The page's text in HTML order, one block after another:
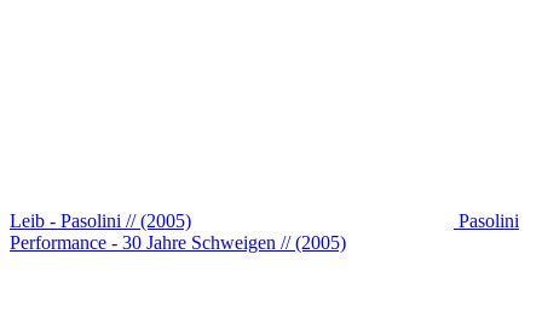
Leib - Pasolini // (2005)
Pasolini
Performance - 30 Jahre Schweigen // (2005)